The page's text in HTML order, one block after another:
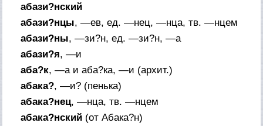
абази?нский
абази?нцы, —ев,ед. —нец, —нца,тв. —нцем
абази?ны, —зи?н,ед. —зи?н, —а
абази?я, —и
аба?к, —а и аба?ка, —и (архит.)
абака?, —и? (пенька)
абака?нец, —нца,тв. —нцем
абака?нский (от Абака?н)